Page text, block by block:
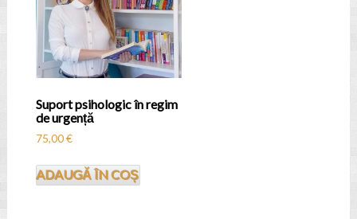
Suport psihologic în regim
de urgență
75,00€
ADAUGĂ ÎN COȘ